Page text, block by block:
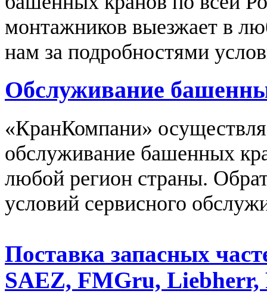
монтажников выезжает в
нам за подробностями
Обслуживание
«КранКомпани»
обслуживание башенных
любой регион страны.
условий сервисного
Поставка запасных
SAEZ, FMGru, Liebherr,